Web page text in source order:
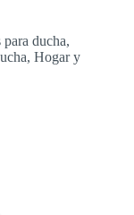
ducha,
,Hogar y